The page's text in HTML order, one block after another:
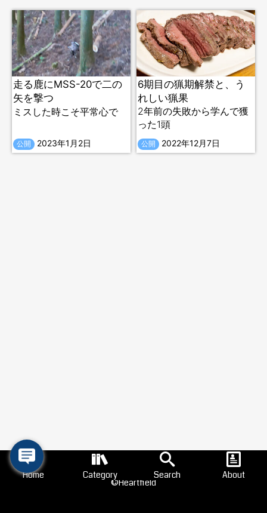
走る鹿にMSS-20で二の
矢を撃つ
ミスした時こそ平常心で
公開 2023年1月2日
6期目の猟期解禁と、う
れしい猟果
2年前の失敗から学んで獲
った1頭
公開 2022年12月7日
Home Category Search About
©Heartfield